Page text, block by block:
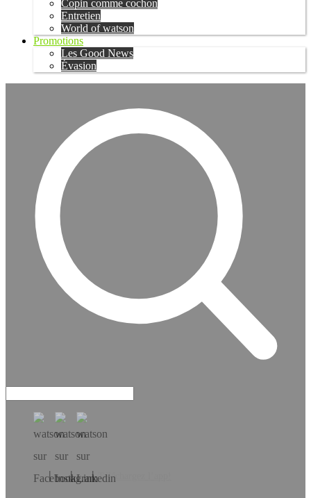
Copin comme cochon
Entretien
World of watson
Promotions
Les Good News
Évasion
Téléchargez l’app!